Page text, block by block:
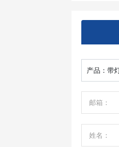
产品：